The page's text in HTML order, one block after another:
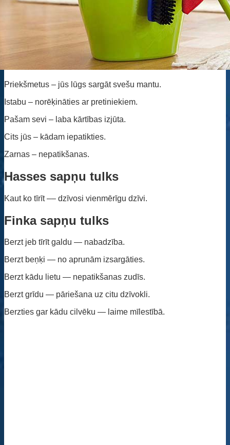
Priekšmetus – jūs lūgs sargāt svešu mantu.
Istabu – norēķināties ar pretiniekiem.
Pašam sevi – laba kārtības izjūta.
Cits jūs – kādam iepatikties.
Zarnas – nepatikšanas.
Hasses sapņu tulks
Kaut ko tīrīt –– dzīvosi vienmērīgu dzīvi.
Finka sapņu tulks
Berzt jeb tīrīt galdu — nabadzība.
Berzt beņķi — no aprunām izsargāties.
Berzt kādu lietu — nepatikšanas zudīs.
Berzt grīdu — pāriešana uz citu dzīvokli.
Berzties gar kādu cilvēku — laime mīlestībā.